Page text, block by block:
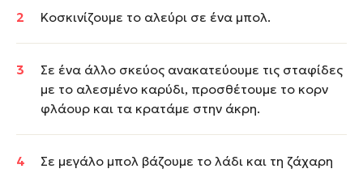
Κοσκινίζουμε το αλεύρι σε ένα μπολ.
Σε ένα άλλο σκεύος ανακατεύουμε τις σταφίδες
με το αλεσμένο καρύδι, προσθέτουμε το κορν
φλάουρ και τα κρατάμε στην άκρη.
Σε μεγάλο μπολ βάζουμε το λάδι και τη ζάχαρη